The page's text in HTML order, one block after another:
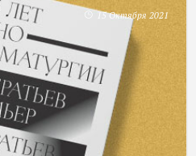
15 Октября 2021